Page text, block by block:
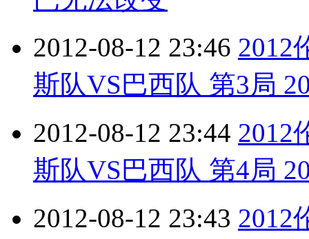
2012-08-12 23:46 2012
斯队VS巴西队 第3局
2012-08-12 23:44 2012
斯队VS巴西队 第4局
2012-08-12 23:43 2012